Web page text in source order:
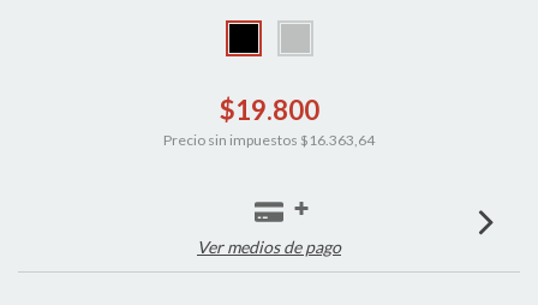
$19.800
Precio sin impuestos $16.363,64
Ver medios de pago